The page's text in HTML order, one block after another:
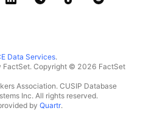
Data Services.
FactSet. Copyright © 2026 FactSet
Association. CUSIP Database
Inc. All rights reserved.
by Quartr.